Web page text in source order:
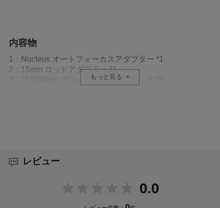
内容物
1：Nucleus オートフォーカスアダプター *1
2：15mm ロッドアダプター *1
3：15*100mm アルミ製ロッド - ブラック *2
ブラック（TA-BTP2-F970-B）*1
ソニー FX3、FX30、FX2、FX6、およびその他
もっと見る
レビュー
0.0